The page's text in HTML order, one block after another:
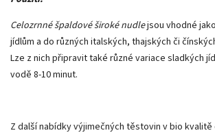
Celozrnné špaldové široké nudlejsou vhodné
jídlům a do různých italských, thajských či
Lze z nich připravit také různé variace sladkých
vodě 8-10 minut.
Z další nabídky výjimečných těstovin v bio